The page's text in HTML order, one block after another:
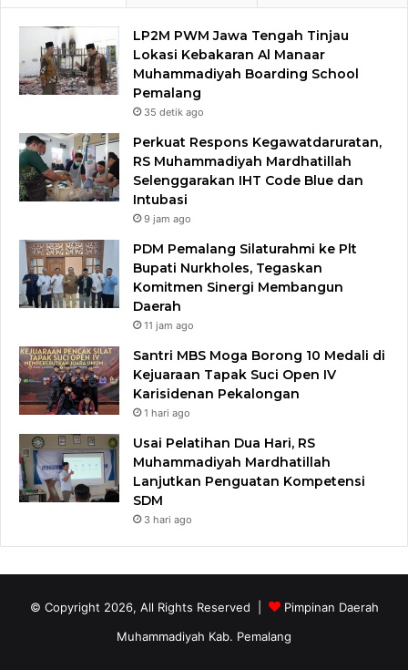
LP2M PWM Jawa Tengah Tinjau
Lokasi Kebakaran Al Manaar
Muhammadiyah Boarding School
Pemalang
35 detik ago
Perkuat Respons Kegawatdaruratan,
RS Muhammadiyah Mardhatillah
Selenggarakan IHT Code Blue dan
Intubasi
9 jam ago
PDM Pemalang Silaturahmi ke Plt
Bupati Nurkholes, Tegaskan
Komitmen Sinergi Membangun
Daerah
11 jam ago
Santri MBS Moga Borong 10 Medali di
Kejuaraan Tapak Suci Open IV
Karisidenan Pekalongan
1 hari ago
Usai Pelatihan Dua Hari, RS
Muhammadiyah Mardhatillah
Lanjutkan Penguatan Kompetensi
SDM
3 hari ago
© Copyright 2026, All Rights Reserved |
Pimpinan Daerah
Muhammadiyah Kab. Pemalang